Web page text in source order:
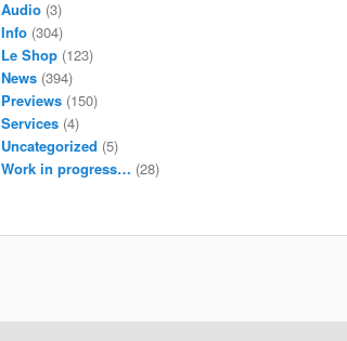
Audio (3)
Info (304)
Le Shop (123)
News (394)
Previews (150)
Services (4)
Uncategorized (5)
Work in progress… (28)